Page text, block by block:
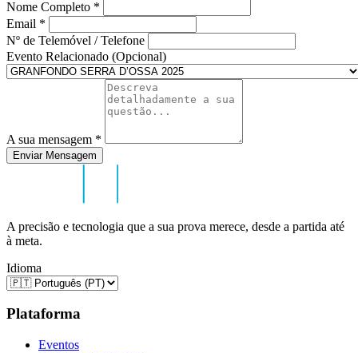
Nome Completo *
Email *
Nº de Telemóvel / Telefone
Evento Relacionado (Opcional)
A sua mensagem *
Enviar Mensagem
A precisão e tecnologia que a sua prova merece, desde a partida até
à meta.
Idioma
Plataforma
Eventos